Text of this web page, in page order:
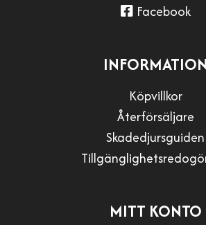
Facebook
INFORMATION
Köpvillkor
Återförsäljare
Skadedjursguiden
MITT KONTO